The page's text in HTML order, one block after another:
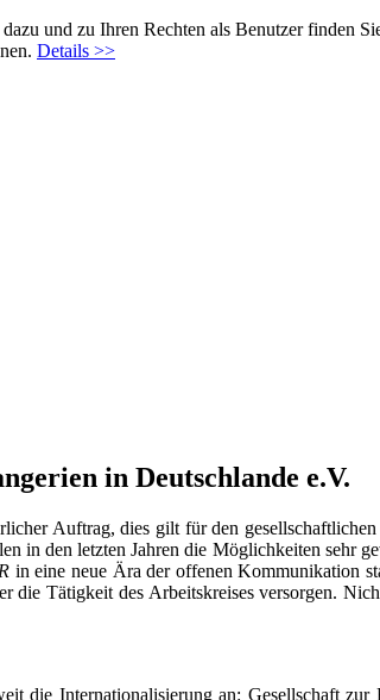
und zu Ihren Rechten als Benutzer finden
Details >>
in Deutschlande e.V.
Auftrag, dies gilt für den
in den letzten Jahren die Möglichkeiten sehr
in eine neue Ära der offenen Kommunikation
Tätigkeit des Arbeitskreises versorgen.
die Internationalisierung an: Gesellschaft